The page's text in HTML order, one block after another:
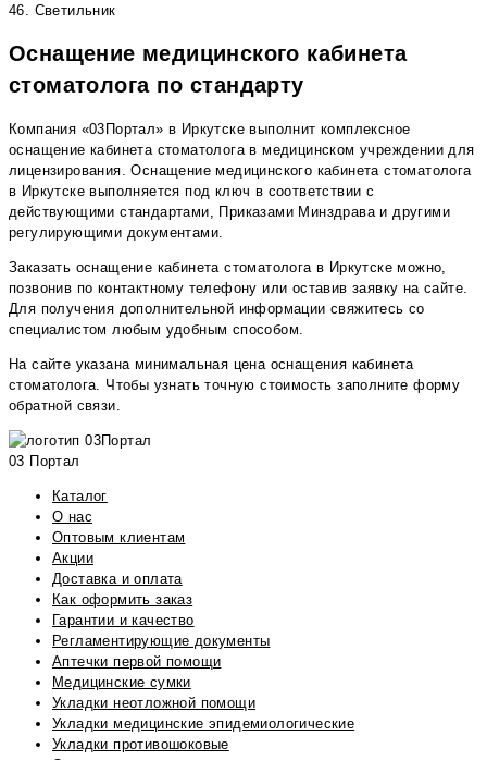
46. Светильник
Оснащение медицинского кабинета
стоматолога по стандарту
Компания «03Портал» в Иркутске выполнит комплексное
оснащение кабинета стоматолога в медицинском учреждении для
лицензирования. Оснащение медицинского кабинета стоматолога
в Иркутске выполняется под ключ в соответствии с
действующими стандартами, Приказами Минздрава и другими
регулирующими документами.
Заказать оснащение кабинета стоматолога в Иркутске можно,
позвонив по контактному телефону или оставив заявку на сайте.
Для получения дополнительной информации свяжитесь со
специалистом любым удобным способом.
На сайте указана минимальная цена оснащения кабинета
стоматолога. Чтобы узнать точную стоимость заполните форму
обратной связи.
03 Портал
Каталог
О нас
Оптовым клиентам
Акции
Доставка и оплата
Как оформить заказ
Гарантии и качество
Регламентирующие документы
Аптечки первой помощи
Медицинские сумки
Укладки неотложной помощи
Укладки медицинские эпидемиологические
Укладки противошоковые